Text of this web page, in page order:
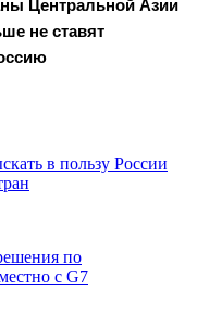
Центральной Азии
не ставят
в пользу России
по
с G7